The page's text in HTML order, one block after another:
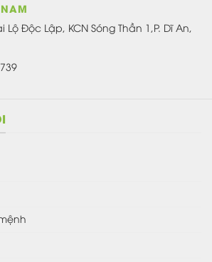
Độc Lập, KCN Sóng Thần 1,P. Dĩ An,